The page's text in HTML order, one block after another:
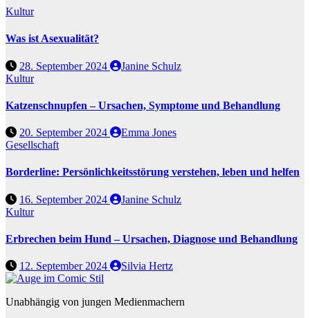
Kultur
Was ist Asexualität?
28. September 2024
Janine Schulz
Kultur
Katzenschnupfen – Ursachen, Symptome und Behandlung
20. September 2024
Emma Jones
Gesellschaft
Borderline: Persönlichkeitsstörung verstehen, leben und helfen
16. September 2024
Janine Schulz
Kultur
Erbrechen beim Hund – Ursachen, Diagnose und Behandlung
12. September 2024 Silvia Hertz
Unabhängig von jungen Medienmachern